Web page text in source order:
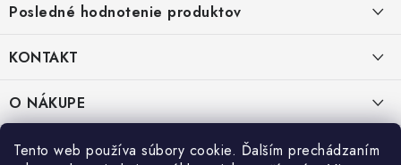
Tento web používa súbory cookie. Ďalším prechádzaním
p
ä
e
Posledné hodnotenie produktov
KONTAKT
VEJU s.r.o.
Janka Kráľa 1059/82
Nitra 94901
IČO: 54577161
O NÁKUPE
PRÁVNE INFORMÁCIE